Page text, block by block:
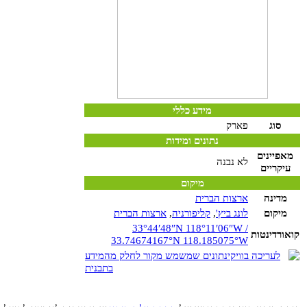
מידע כללי
סוג
פארק
נתונים ומידות
מאפיינים
עיקריים
לא נבנה
מיקום
מדינה
ארצות הברית
מיקום
לונג ביץ', קליפורניה, ארצות הברית
קואורדינטות
33°44′48″N 118°11′06″W /
33.74674167°N 118.185075°W